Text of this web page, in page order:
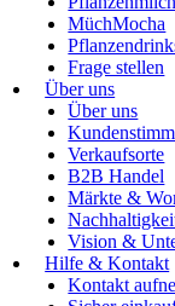
MüchMocha
Frage stellen
Über uns
Über uns
Verkaufsorte
B2B Handel
Märkte &
Vision &
Hilfe & Kontakt
Kontakt